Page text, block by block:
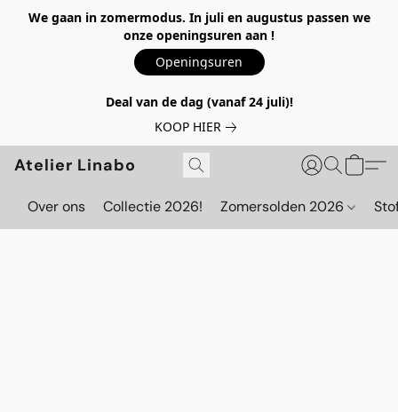
We gaan in zomermodus. In juli en augustus passen we
onze openingsuren aan !
Openingsuren
Deal van de dag (vanaf 24 juli)!
KOOP HIER
Atelier Linabo
Over ons Collectie 2026! Zomersolden 2026